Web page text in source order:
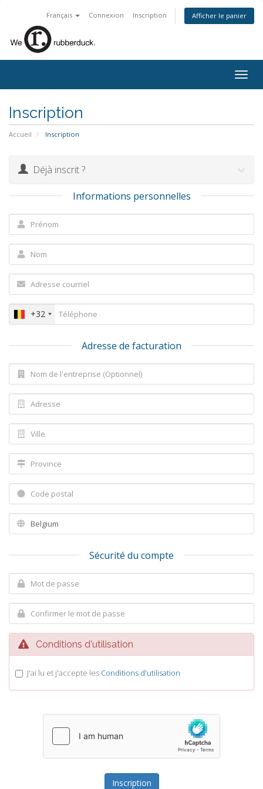
Français Connexion Inscription Afficher le panier
Inscription
Accueil Inscription
Déjà inscrit ?
Informations personnelles
+32
Adresse de facturation
Sécurité du compte
Conditions d'utilisation
J'ai lu et j'accepte les Conditions d'utilisation